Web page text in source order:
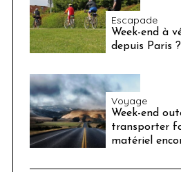
Escapade
Week-end à
depuis Paris ?
Voyage
Week-end
transporter
matériel